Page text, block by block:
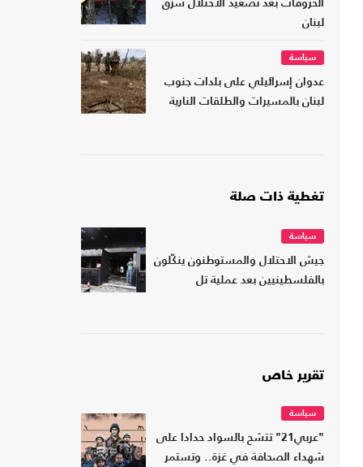
الخروقات بعد تصعيد الاحتلال شرق
لبنان
سياسة
عدوان إسرائيلي على بلدات جنوب
لبنان بالمسيرات والطلقات النارية
تغطية ذات صلة
سياسة
جيش الاحتلال والمستوطنون ينكّلون
بالفلسطينيين بعد عملية تل
تقرير خاص
سياسة
"عربي21" تتشح بالسواد حدادا على
شهداء الصحافة في غزة.. وتستمر